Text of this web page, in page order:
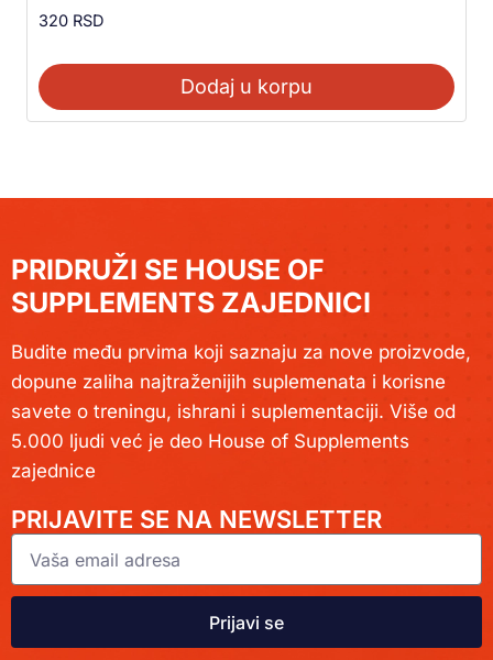
320 RSD
Dodaj u korpu
PRIDRUŽI SE HOUSE OF
SUPPLEMENTS ZAJEDNICI
Budite među prvima koji saznaju za nove proizvode,
dopune zaliha najtraženijih suplemenata i korisne
savete o treningu, ishrani i suplementaciji. Više od
5.000 ljudi već je deo House of Supplements
zajednice
PRIJAVITE SE NA NEWSLETTER
Prijavi se